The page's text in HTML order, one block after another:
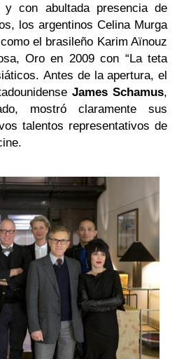
con abultada presencia de
los argentinos Celina Murga
el brasileño Karim Aïnouz
Oro en 2009 con “La teta
Antes de la apertura, el
James Schamus,
mostró claramente sus
talentos representativos de